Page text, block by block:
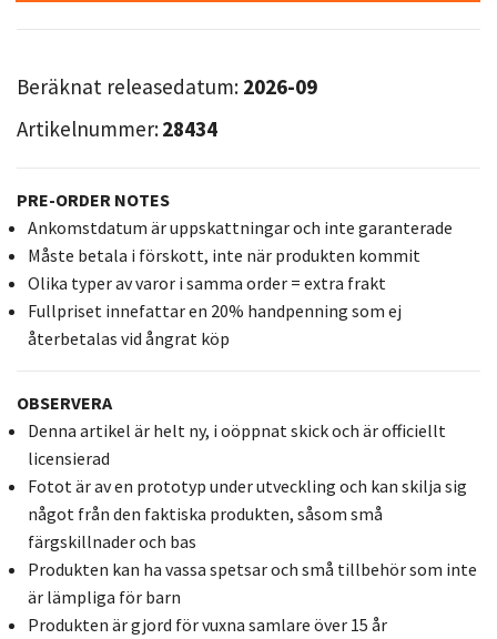
Beräknat releasedatum: 2026-09
Artikelnummer:28434
PRE-ORDER NOTES
Ankomstdatum är uppskattningar och inte garanterade
Måste betala i förskott, inte när produkten kommit
Olika typer av varor i samma order = extra frakt
Fullpriset innefattar en 20% handpenning som ej
återbetalas vid ångrat köp
OBSERVERA
Denna artikel är helt ny, i oöppnat skick och är officiellt
licensierad
Fotot är av en prototyp under utveckling och kan skilja sig
något från den faktiska produkten, såsom små
färgskillnader och bas
Produkten kan ha vassa spetsar och små tillbehör som inte
är lämpliga för barn
Produkten är gjord för vuxna samlare över 15 år